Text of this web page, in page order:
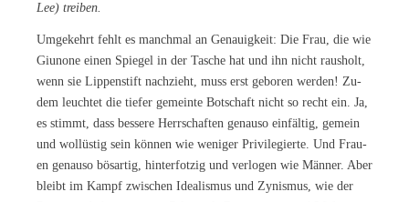
Lee) treiben.
Um­ge­kehrt fehlt es manch­mal an Ge­nau­ig­keit: Die Frau, die wie
Giuno­ne ei­nen Spie­gel in der Ta­sche hat und ihn nicht raus­holt,
wenn sie Lip­pen­stift nach­zieht, muss erst ge­bo­ren wer­den! Zu­
dem leuch­tet die tie­fer ge­mein­te Bot­schaft nicht so recht ein. Ja,
es stimmt, dass bes­se­re Herr­schaf­ten ge­nau­so ein­fäl­tig, ge­mein
und wol­lüs­tig sein kön­nen wie we­ni­ger Pri­vi­le­gier­te. Und Frau­
en ge­nau­so bös­ar­tig, hin­ter­fot­zig und ver­lo­gen wie Män­ner. Aber
bleibt im Kampf zwi­schen Idea­lis­mus und Zy­nis­mus, wie der